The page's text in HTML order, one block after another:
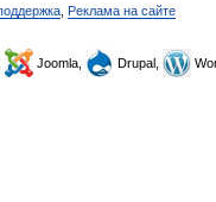
Реклама на сайте
Joomla, Drupal,